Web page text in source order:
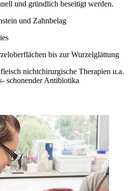
und gründlich beseitigt werden.
und Zahnbelag
bis zur Wurzelglättung
nichtchirurgische Therapien u.a.
schonender Antibiotika